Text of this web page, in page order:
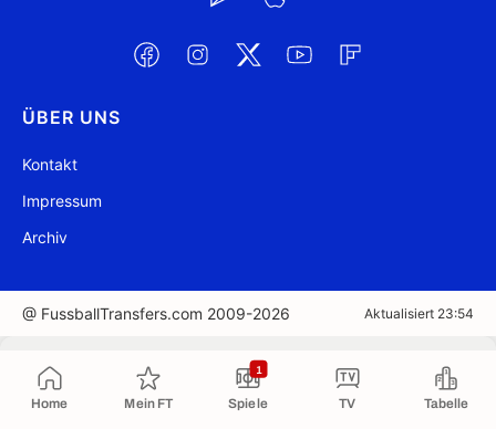
Home Mein FT Spiele
1
TV Tabelle
ÜBER UNS
Kontakt
Impressum
Archiv
@ FussballTransfers.com 2009-2026 Aktualisiert 23:54